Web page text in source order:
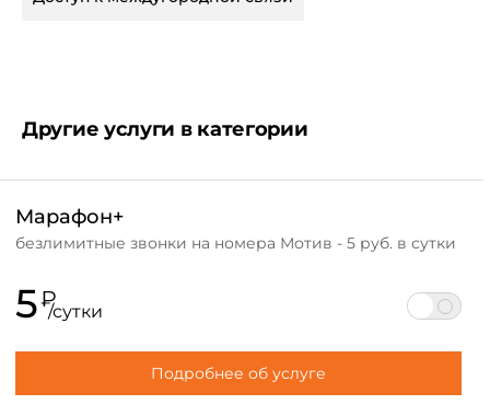
Другие услуги в категории
Марафон+
безлимитные звонки на номера Мотив - 5 руб. в сутки
5₽/сутки
Подробнее об услуге